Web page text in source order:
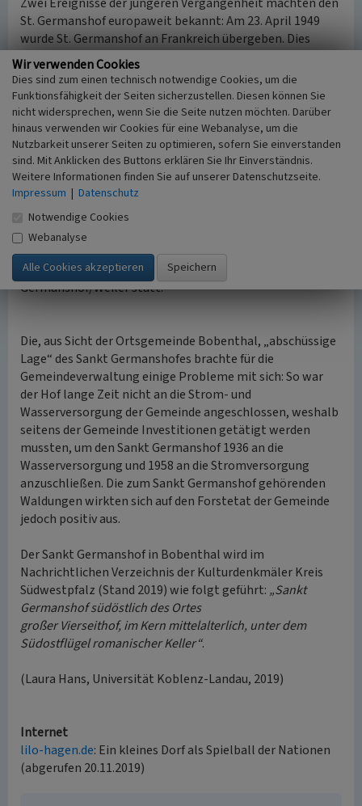
St. Germanshof europaweit bekannt: Am 23. April 1949
wurde St. Germanshof an Frankreich übergeben. Dies
geschah unter anderem deshalb, „um der Stadt
Weißenburg die Quellen ihrer Wasserleitung zu sichern“
(Kuhn 1999, S. 106). Der ehemalige Gutshof wurde mit
französischer Währung und mit Lebensmittelkarten
ausgestattet. Durch die Vorlage eines Schriftstückes der
internationalen Grenzkommission in London, welches
man unterschreiben sollte, wurde man skeptisch und so
kam es, dass der Sankt Germanshof am 9. September 1949
wieder als zu Deutschland zugehörig deklariert wurde.
Noch bekannter wurde St. Germanshof aufgrund der
Ereignisse in unmittelbarer Nähe im August 1950. Damals
fand derStudentensturm
auf die Grenzübergangsstelle
Germanshof/Weiler statt.
Die, aus Sicht der Ortsgemeinde Bobenthal, „abschüssige
Lage“ des Sankt Germanshofes brachte für die
Gemeindeverwaltung einige Probleme mit sich: So war
der Hof lange Zeit nicht an die Strom- und
Wasserversorgung der Gemeinde angeschlossen, weshalb
seitens der Gemeinde Investitionen getätigt werden
mussten, um den Sankt Germanshof 1936 an die
Wasserversorgung und 1958 an die Stromversorgung
anzuschließen. Die zum Sankt Germanshof gehörenden
Waldungen wirkten sich auf den Forstetat der Gemeinde
jedoch positiv aus.
Der Sankt Germanshof in Bobenthal wird im
Nachrichtlichen Verzeichnis der Kulturdenkmäler Kreis
Südwestpfalz (Stand 2019) wie folgt geführt: „Sankt
Germanshof südöstlich des Ortes
großer Vierseithof, im Kern mittelalterlich, unter dem
Südostflügel romanischer Keller“.
(Laura Hans, Universität Koblenz-Landau, 2019)
Internet
lilo-hagen.de: Ein kleines Dorf als Spielball der Nationen
(abgerufen 20.11.2019)
Wir verwenden Cookies
Dies sind zum einen technisch notwendige Cookies, um die
Funktionsfähigkeit der Seiten sicherzustellen. Diesen können Sie
nicht widersprechen, wenn Sie die Seite nutzen möchten. Darüber
hinaus verwenden wir Cookies für eine Webanalyse, um die
Nutzbarkeit unserer Seiten zu optimieren, sofern Sie einverstanden
sind. Mit Anklicken des Buttons erklären Sie Ihr Einverständnis.
Weitere Informationen finden Sie auf unserer Datenschutzseite.
Impressum | Datenschutz
Notwendige Cookies
Webanalyse